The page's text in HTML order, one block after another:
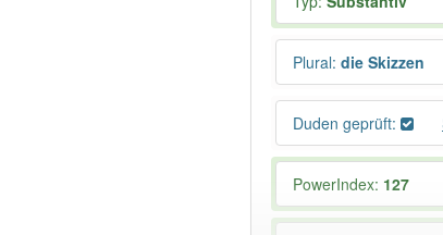
Plural: die Skizzen
Duden geprüft:
PowerIndex: 127